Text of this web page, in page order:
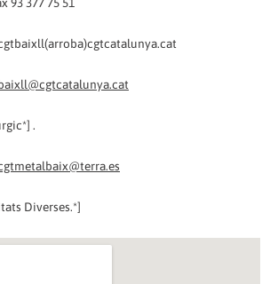
93 377 75 51
.
Diverses.*]